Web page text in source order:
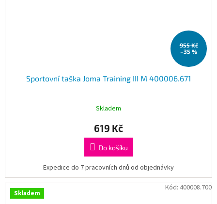
955 Kč
–35 %
Sportovní taška Joma Training III M 400006.671
Skladem
619 Kč
Do košíku
Expedice do 7 pracovních dnů od objednávky
Skladem
Kód: 400008.700